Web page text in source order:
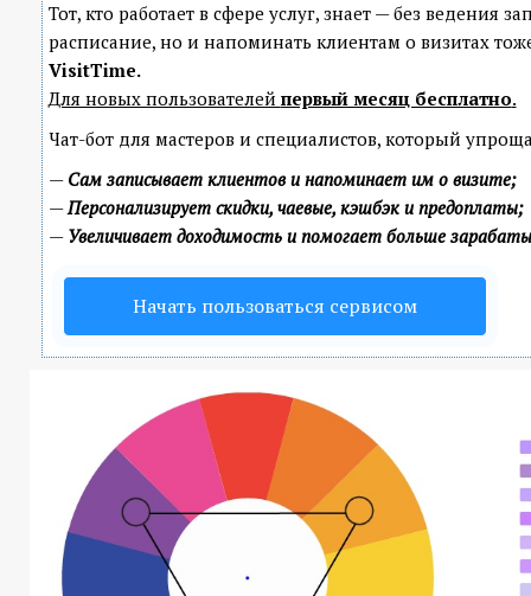
Тот, кто работает в сфере услуг, знает — без ведения
расписание, но и напоминать клиентам о визитах
VisitTime.
Для новых пользователей первый месяц бесплатно.
Чат-бот для мастеров и специалистов, который
— Сам записывает клиентов и напоминает им о визите;
—Персонализирует скидки, чаевые, кэшбэк и предоплаты;
— Увеличивает доходимость и помогает больше
Начать пользоваться сервисом